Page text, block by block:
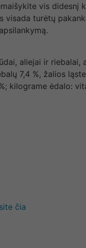
vis
visada turėtų
aliejai ir
7,4 %, žalios
kilograme ėdalo:
čia